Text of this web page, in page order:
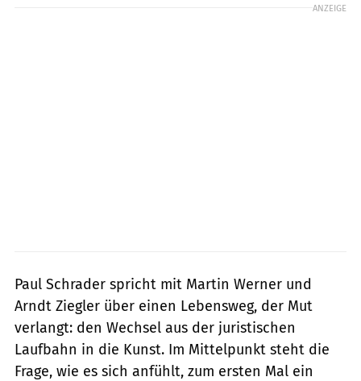
ANZEIGE
Paul Schrader spricht mit Martin Werner und
Arndt Ziegler über einen Lebensweg, der Mut
verlangt: den Wechsel aus der juristischen
Laufbahn in die Kunst. Im Mittelpunkt steht die
Frage, wie es sich anfühlt, zum ersten Mal ein